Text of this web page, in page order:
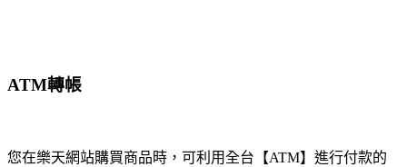
ATM轉帳
您在樂天網站購買商品時，可利用全台【ATM】進行付款的